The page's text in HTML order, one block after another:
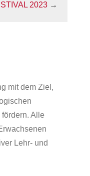
2023 →
mit dem Ziel,
Alle
Lehr- und